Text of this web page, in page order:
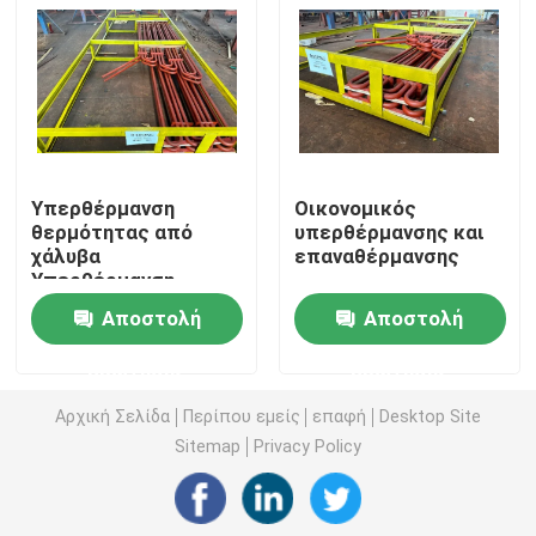
Σπειροειδής σωλήνας πτερυγίων
Εξωθημένος σωλήνας πτερυγίων
Σερπεντίνιο σωλήνα
Κεφαλή ατμού λέβητα
Προθερμαστής αέρα λεβήτων
Σωλήνας χάλυβα λεβήτων
Υπερθέρμανση
θερμότητας από
χάλυβα
Υπερθέρμανση
λέβητα Εφοδιαστικά
ISO Υπερθέρμανση
στο λέβητα
Αποστολή
Οικονομικός
υπερθέρμανσης και
επαναθέρμανσης
Αποστολή
Αρχική Σελίδα Περίπου εμείς επαφή
Desktop Site
Sitemap
Privacy Policy